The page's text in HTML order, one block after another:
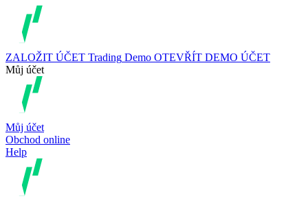
ZALOŽIT ÚČET Trading Demo OTEVŘÍT DEMO ÚČET
Můj účet
Můj účet
Obchod online
Help